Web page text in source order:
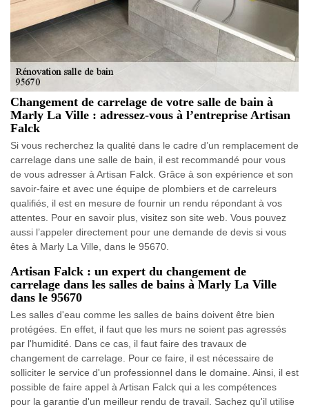
Changement de carrelage de votre salle de bain à
Marly La Ville : adressez-vous à l’entreprise Artisan
Falck
Si vous recherchez la qualité dans le cadre d’un remplacement de
carrelage dans une salle de bain, il est recommandé pour vous
de vous adresser à Artisan Falck. Grâce à son expérience et son
savoir-faire et avec une équipe de plombiers et de carreleurs
qualifiés, il est en mesure de fournir un rendu répondant à vos
attentes. Pour en savoir plus, visitez son site web. Vous pouvez
aussi l’appeler directement pour une demande de devis si vous
êtes à Marly La Ville, dans le 95670.
Artisan Falck : un expert du changement de
carrelage dans les salles de bains à Marly La Ville
dans le 95670
Les salles d'eau comme les salles de bains doivent être bien
protégées. En effet, il faut que les murs ne soient pas agressés
par l'humidité. Dans ce cas, il faut faire des travaux de
changement de carrelage. Pour ce faire, il est nécessaire de
solliciter le service d'un professionnel dans le domaine. Ainsi, il est
possible de faire appel à Artisan Falck qui a les compétences
pour la garantie d'un meilleur rendu de travail. Sachez qu'il utilise